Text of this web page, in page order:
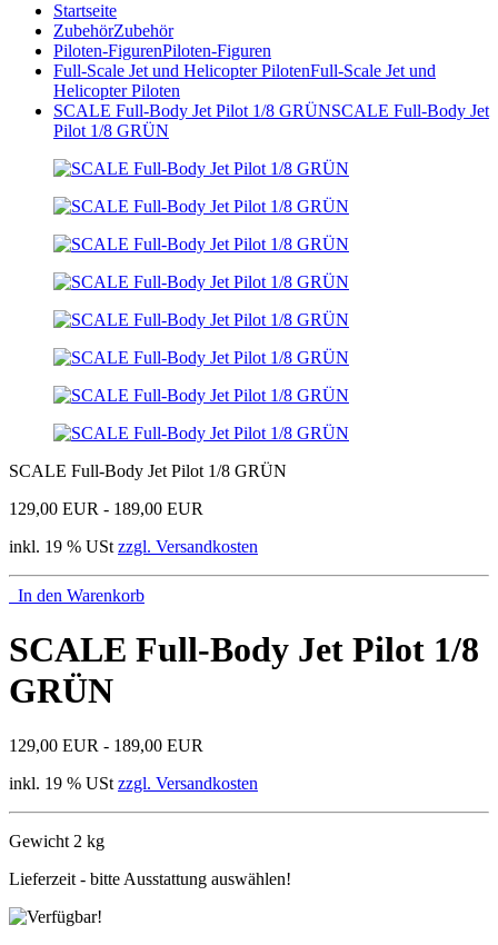
Startseite
ZubehörZubehör
Piloten-FigurenPiloten-Figuren
Full-Scale Jet und Helicopter PilotenFull-Scale Jet und
Helicopter Piloten
SCALE Full-Body Jet Pilot 1/8 GRÜNSCALE Full-Body Jet
Pilot 1/8 GRÜN
SCALE Full-Body Jet Pilot 1/8 GRÜN
129,00 EUR - 189,00 EUR
inkl. 19 % USt zzgl. Versandkosten
In den Warenkorb
SCALE Full-Body Jet Pilot 1/8
GRÜN
129,00 EUR - 189,00 EUR
inkl. 19 % USt zzgl. Versandkosten
Gewicht 2 kg
Lieferzeit - bitte Ausstattung auswählen!